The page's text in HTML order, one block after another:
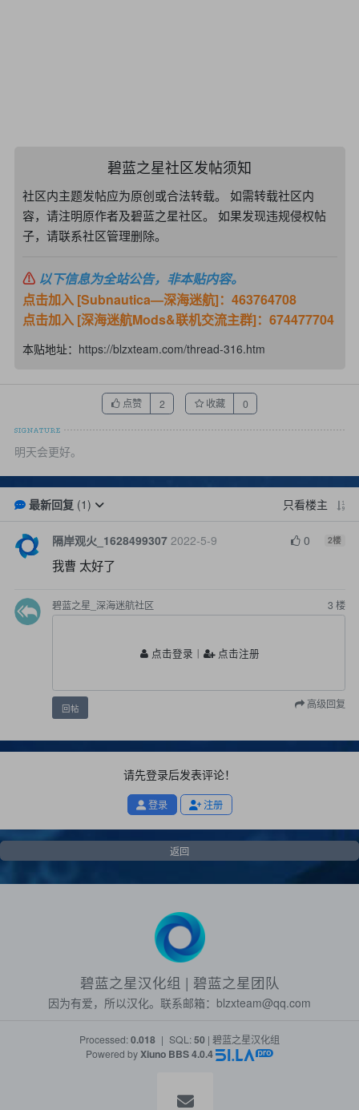
碧蓝之星社区发帖须知
社区内主题发帖应为原创或合法转载。 如需转载社区内
容，请注明原作者及碧蓝之星社区。 如果发现违规侵权帖
子，请联系社区管理删除。
⚠ 以下信息为全站公告，非本贴内容。
点击加入 [Subnautica—深海迷航]：463764708
点击加入 [深海迷航Mods&联机交流主群]：674477704
本贴地址： https://blzxteam.com/thread-316.htm
点赞 2 收藏 0
明天会更好。
最新回复(1) 只看楼主
隔岸观火_1628499307 2022-5-9 0 2楼
我曹 太好了
碧蓝之星_深海迷航社区 3 楼
点击登录 丨 点击注册
回帖 高级回复
请先登录后发表评论！
登录 注册
返回
碧蓝之星汉化组 | 碧蓝之星团队
因为有爱，所以汉化。联系邮箱： blzxteam@qq.com
Processed:0.018 | SQL:50 | 碧蓝之星汉化组
Powered byXiuno BBS4.0.4